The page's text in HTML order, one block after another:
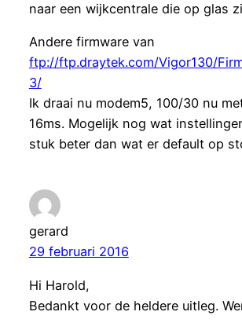
naar een wijkcentrale die op glas
Andere firmware van
ftp://ftp.draytek.com/Vigor130/
3/
Ik draai nu modem5, 100/30 nu
16ms. Mogelijk nog wat
stuk beter dan wat er default op
gerard
29 februari 2016
Hi Harold,
Bedankt voor de heldere uitleg.